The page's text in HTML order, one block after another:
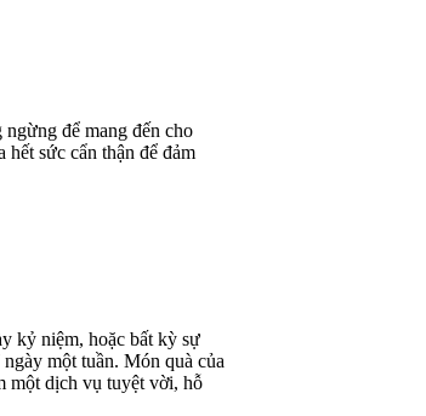
để mang đến cho
sức cẩn thận để đảm
kỷ niệm, hoặc bất kỳ sự
một tuần. Món quà của
một dịch vụ tuyệt vời, hỗ